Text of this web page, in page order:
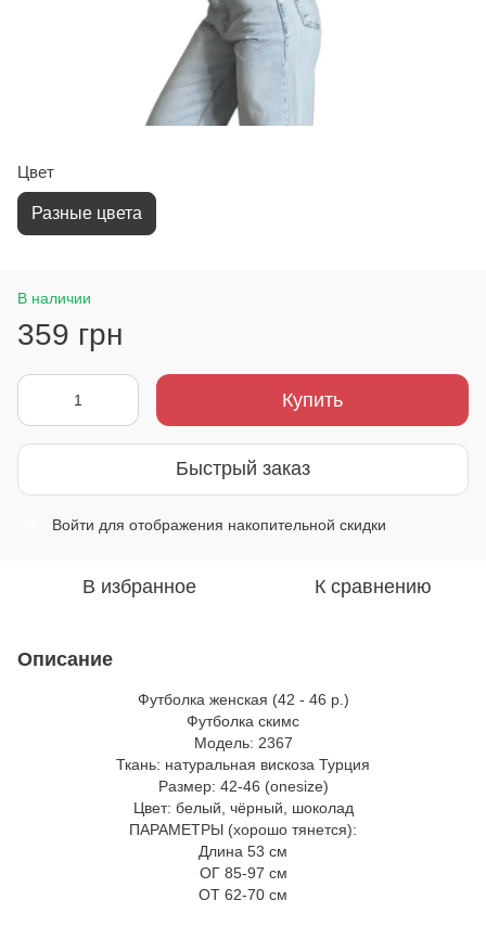
Цвет
Разные цвета
В наличии
359 грн
Купить
Быстрый заказ
Войти для отображения накопительной скидки
В избранное К сравнению
Описание
Футболка женская (42 - 46 р.)
Футболка скимс
Модель: 2367
Ткань: натуральная вискоза Турция
Размер: 42-46 (onesize)
Цвет: белый, чёрный, шоколад
ПАРАМЕТРЫ (хорошо тянется):
Длина 53 см
ОГ 85-97 см
ОТ 62-70 см